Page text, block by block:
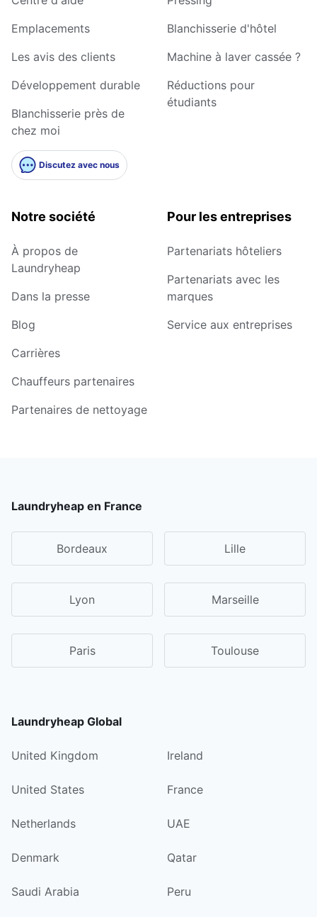
Emplacements
Les avis des clients
Développement durable
Blanchisserie près de
chez moi
Discutez avec nous
Blanchisserie d'hôtel
Machine à laver cassée ?
Réductions pour
étudiants
Notre société
À propos de
Laundryheap
Dans la presse
Blog
Carrières
Chauffeurs partenaires
Partenaires de nettoyage
Pour les entreprises
Partenariats hôteliers
Partenariats avec les
marques
Service aux entreprises
Laundryheap en France
Bordeaux Lille
Lyon Marseille
Paris Toulouse
Laundryheap Global
United Kingdom Ireland
United States France
Netherlands UAE
Denmark Qatar
Saudi Arabia Peru